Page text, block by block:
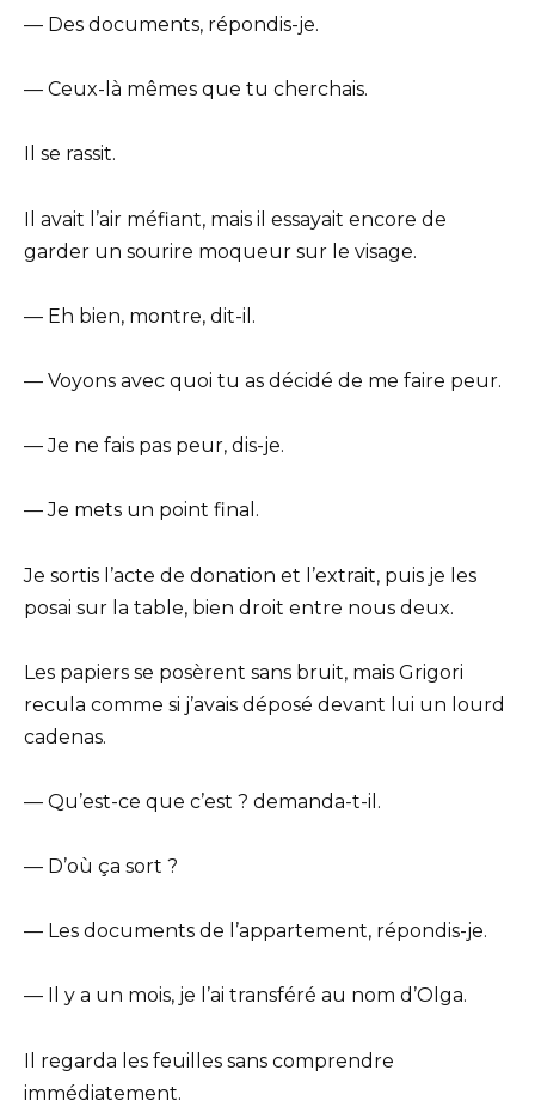
— Des documents, répondis-je.
— Ceux-là mêmes que tu cherchais.
Il se rassit.
Il avait l’air méfiant, mais il essayait encore de
garder un sourire moqueur sur le visage.
— Eh bien, montre, dit-il.
— Voyons avec quoi tu as décidé de me faire peur.
— Je ne fais pas peur, dis-je.
— Je mets un point final.
Je sortis l’acte de donation et l’extrait, puis je les
posai sur la table, bien droit entre nous deux.
Les papiers se posèrent sans bruit, mais Grigori
recula comme si j’avais déposé devant lui un lourd
cadenas.
— Qu’est-ce que c’est ? demanda-t-il.
— D’où ça sort ?
— Les documents de l’appartement, répondis-je.
— Il y a un mois, je l’ai transféré au nom d’Olga.
Il regarda les feuilles sans comprendre
immédiatement.